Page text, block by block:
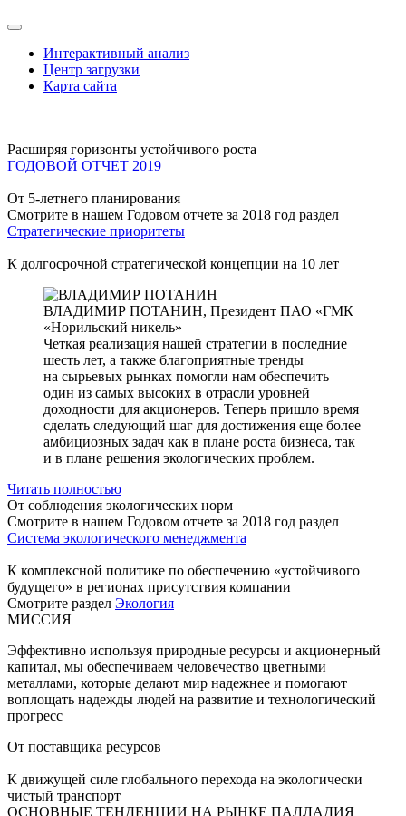
Интерактивный анализ
Центр загрузки
Карта сайта
Расширяя горизонты устойчивого роста
ГОДОВОЙ ОТЧЕТ 2019
От 5-летнего планирования
Смотрите в нашем Годовом отчете за 2018 год раздел
Стратегические приоритеты
К долгосрочной стратегической концепции на 10 лет
ВЛАДИМИР ПОТАНИН, Президент ПАО «ГМК
«Норильский никель»
Четкая реализация нашей стратегии в последние
шесть лет, а также благоприятные тренды
на сырьевых рынках помогли нам обеспечить
один из самых высоких в отрасли уровней
доходности для акционеров. Теперь пришло время
сделать следующий шаг для достижения еще более
амбициозных задач как в плане роста бизнеса, так
и в плане решения экологических проблем.
Читать полностью
От соблюдения экологических норм
Смотрите в нашем Годовом отчете за 2018 год раздел
Система экологического менеджмента
К комплексной политике по обеспечению «устойчивого
будущего» в регионах присутствия компании
Смотрите раздел Экология
МИССИЯ
Эффективно используя природные ресурсы и акционерный
капитал, мы обеспечиваем человечество цветными
металлами, которые делают мир надежнее и помогают
воплощать надежды людей на развитие и технологический
прогресс
От поставщика ресурсов
К движущей силе глобального перехода на экологически
чистый транспорт
ОСНОВНЫЕ ТЕНДЕНЦИИ НА РЫНКЕ ПАЛЛАДИЯ